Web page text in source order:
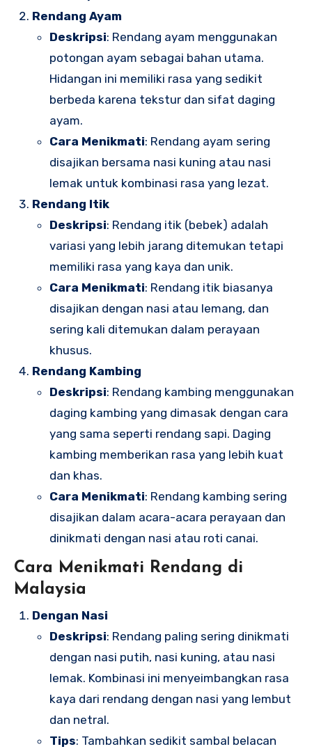
Rendang Ayam
Deskripsi: Rendang ayam menggunakan
potongan ayam sebagai bahan utama.
Hidangan ini memiliki rasa yang sedikit
berbeda karena tekstur dan sifat daging
ayam.
Cara Menikmati: Rendang ayam sering
disajikan bersama nasi kuning atau nasi
lemak untuk kombinasi rasa yang lezat.
Rendang Itik
Deskripsi: Rendang itik (bebek) adalah
variasi yang lebih jarang ditemukan tetapi
memiliki rasa yang kaya dan unik.
Cara Menikmati: Rendang itik biasanya
disajikan dengan nasi atau lemang, dan
sering kali ditemukan dalam perayaan
khusus.
Rendang Kambing
Deskripsi: Rendang kambing menggunakan
daging kambing yang dimasak dengan cara
yang sama seperti rendang sapi. Daging
kambing memberikan rasa yang lebih kuat
dan khas.
Cara Menikmati: Rendang kambing sering
disajikan dalam acara-acara perayaan dan
dinikmati dengan nasi atau roti canai.
Cara Menikmati Rendang di
Malaysia
Dengan Nasi
Deskripsi: Rendang paling sering dinikmati
dengan nasi putih, nasi kuning, atau nasi
lemak. Kombinasi ini menyeimbangkan rasa
kaya dari rendang dengan nasi yang lembut
dan netral.
Tips: Tambahkan sedikit sambal belacan